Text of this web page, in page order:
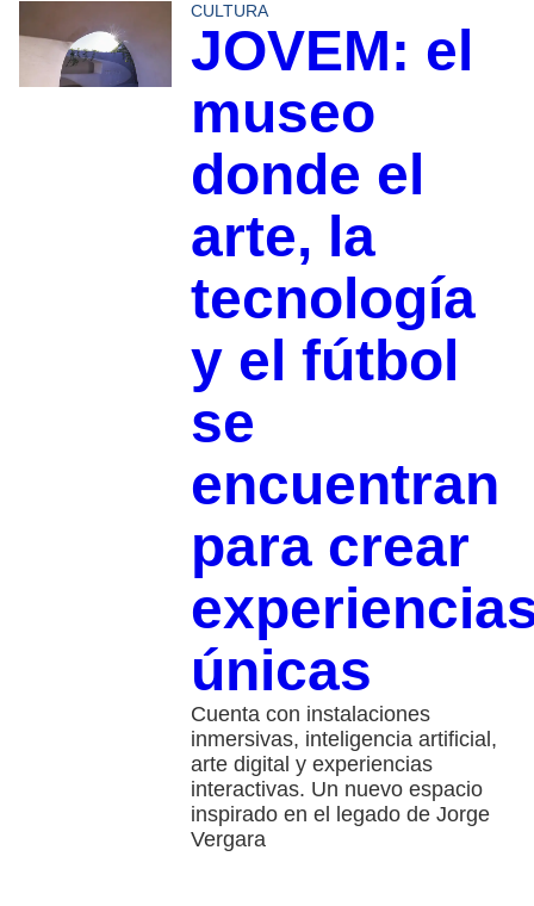
CULTURA
JOVEM: el
museo
donde el
arte, la
tecnología
y el fútbol
se
encuentran
para crear
únicas
Cuenta con instalaciones
inmersivas, inteligencia artificial,
arte digital y experiencias
interactivas. Un nuevo espacio
inspirado en el legado de Jorge
Vergara